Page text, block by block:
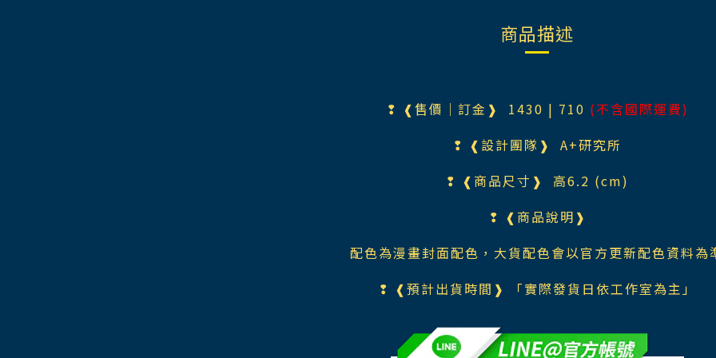
商品描述
❢ ❰售價｜訂金❱ 1430 | 710 (不含國際運費)
❢ ❰設計團隊❱ A+研究所
❢ ❰商品尺寸❱ 高6.2 (cm)
❢ ❰商品說明❱
配色為漫畫封面配色，大貨配色會以官方更新配色資料為
❢ ❰預計出貨時間❱ 「實際發貨日依工作室為主」